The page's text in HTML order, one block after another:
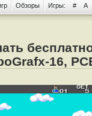
Обзоры Игры: # A
16,